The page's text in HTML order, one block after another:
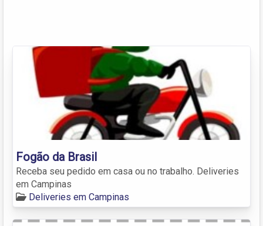
Fogão da Brasil
Receba seu pedido em casa ou no trabalho. Deliveries
em Campinas
Deliveries em Campinas